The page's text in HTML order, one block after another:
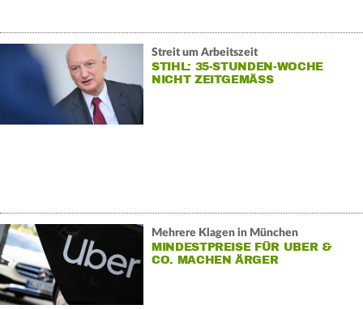
Streit um Arbeitszeit
STIHL: 35-STUNDEN-WOCHE
NICHT ZEITGEMÄSS
Mehrere Klagen in München
MINDESTPREISE FÜR UBER &
CO. MACHEN ÄRGER